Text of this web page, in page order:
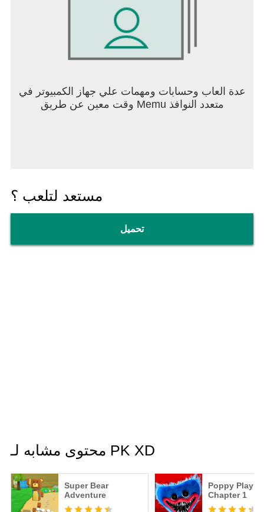
عدة العاب وحسابات ومهمات علي جهاز الكمبيوتر في
وقت معين عن طريق Memu متعدد النوافذ
مستعد لتلعب ؟
تحميل
محتوى مشابه لـ PK XD
Super Bear
Adventure
Poppy
Chapter 1